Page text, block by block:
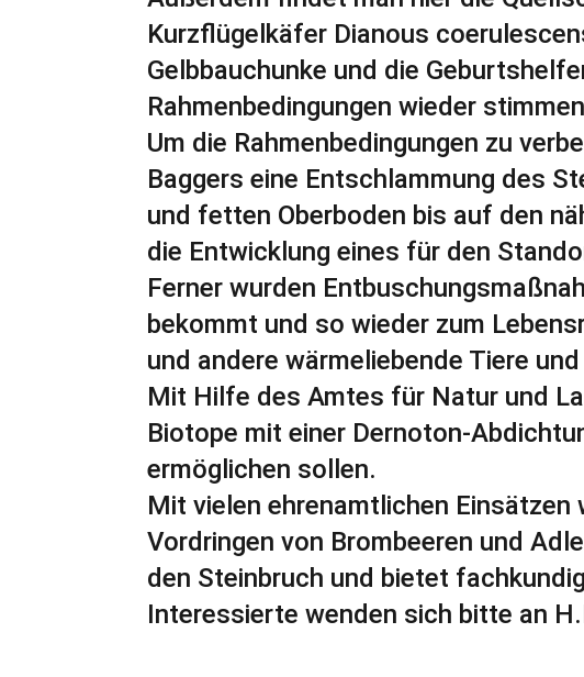
Kurzflügelkäfer Dianous
Gelbbauchunke und die
Rahmenbedingungen wieder
Um die Rahmenbedingungen zu
Baggers eine Entschlammung des
und fetten Oberboden bis auf den
die Entwicklung eines für den
Ferner wurden
bekommt und so wieder zum
und andere wärmeliebende Tiere
Mit Hilfe des Amtes für Natur und
Biotope mit einer Dernoton-
ermöglichen sollen.
Mit vielen ehrenamtlichen
Vordringen von Brombeeren und
den Steinbruch und bietet
Interessierte wenden sich bitte an